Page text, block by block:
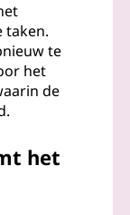
taken.
te
het
de
het